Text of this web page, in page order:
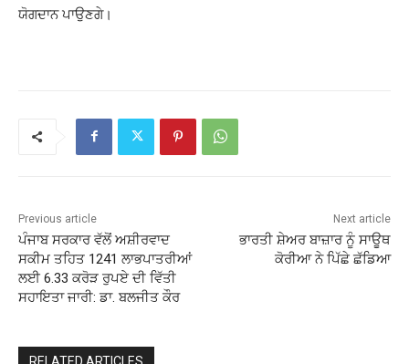
ਯੋਗਦਾਨ ਪਾਉਣਗੇ।
Previous article
ਪੰਜਾਬ ਸਰਕਾਰ ਵੱਲੋਂ ਅਸ਼ੀਰਵਾਦ
ਸਕੀਮ ਤਹਿਤ 1241 ਲਾਭਪਾਤਰੀਆਂ
ਲਈ 6.33 ਕਰੋੜ ਰੁਪਏ ਦੀ ਵਿੱਤੀ
ਸਹਾਇਤਾ ਜਾਰੀ: ਡਾ. ਬਲਜੀਤ ਕੌਰ
Next article
ਭਾਰਤੀ ਸ਼ੇਅਰ ਬਾਜ਼ਾਰ ਨੂੰ ਸਾਊਥ
ਕੋਰੀਆ ਨੇ ਪਿੱਛੇ ਛੱਡਿਆ